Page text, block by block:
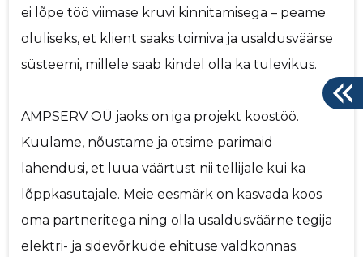
ei lõpe töö viimase kruvi kinnitamisega – peame
oluliseks, et klient saaks toimiva ja usaldusväärse
süsteemi, millele saab kindel olla ka tulevikus.
AMPSERV OÜ jaoks on iga projekt koostöö.
Kuulame, nõustame ja otsime parimaid
lahendusi, et luua väärtust nii tellijale kui ka
lõppkasutajale. Meie eesmärk on kasvada koos
oma partneritega ning olla usaldusväärne tegija
elektri- ja sidevõrkude ehituse valdkonnas.